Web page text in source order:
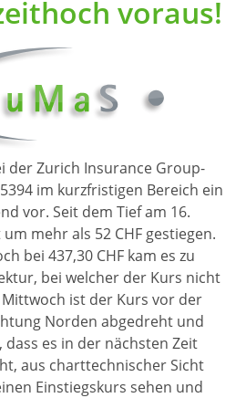
voraus!
der Zurich Insurance Group-
im kurzfristigen Bereich ein
vor. Seit dem Tief am 16.
mehr als 52 CHF gestiegen.
bei 437,30 CHF kam es zu
bei welcher der Kurs nicht
ist der Kurs vor der
Norden abgedreht und
dass es in der nächsten Zeit
aus charttechnischer Sicht
Einstiegskurs sehen und